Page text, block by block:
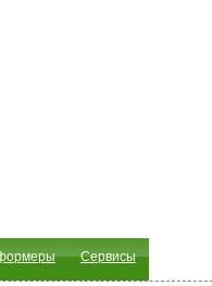
Сервисы